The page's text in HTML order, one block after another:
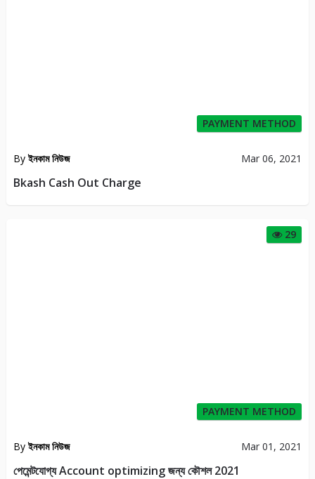
PAYMENT METHOD
Byইনকাম নিউজ Mar 06, 2021
Bkash Cash Out Charge
29
PAYMENT METHOD
Byইনকাম নিউজ Mar 01, 2021
পেমেন্টযোগ্য Account optimizing জন্য কৌশল 2021